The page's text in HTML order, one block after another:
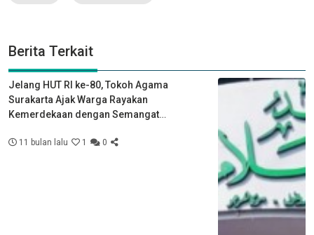
Berita Terkait
Jelang HUT RI ke-80, Tokoh Agama
Surakarta Ajak Warga Rayakan
Kemerdekaan dengan Semangat
11 bulan lalu 1 0